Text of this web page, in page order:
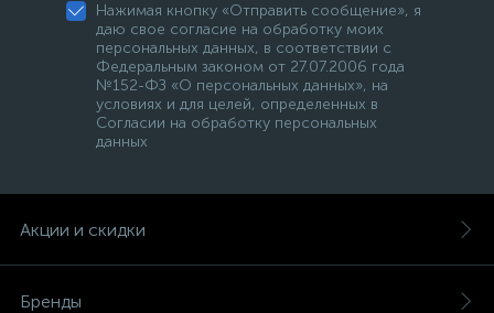
Нажимая кнопку «Отправить сообщение», я
даю свое согласие на обработку моих
персональных данных, в соответствии с
Федеральным законом от 27.07.2006 года
№152-ФЗ «О персональных данных», на
условиях и для целей, определенных в
Согласии на обработку персональных
данных
Акции и скидки
Бренды